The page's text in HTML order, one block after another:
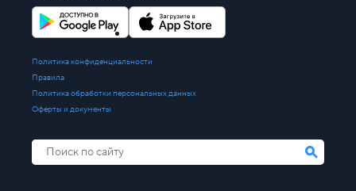
Политика конфиденциальности
Правила
Политика обработки персональных данных
Оферты и документы